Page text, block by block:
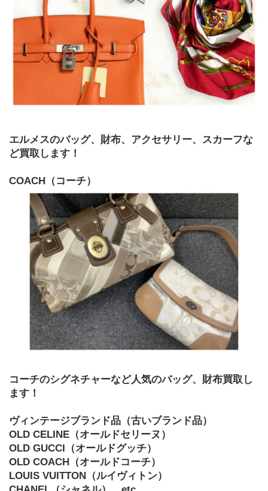
エルメスのバッグ、財布、アクセサリー、スカーフな
ど買取します！
COACH（コーチ）
コーチのシグネチャーなど人気のバッグ、財布買取し
ます！
ヴィンテージブランド品（古いブランド品）
OLD CELINE（オールドセリーヌ）
OLD GUCCI（オールドグッチ）
OLD COACH（オールドコーチ）
LOUIS VUITTON（ルイヴィトン）